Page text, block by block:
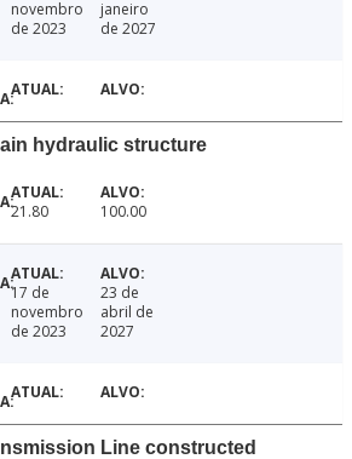
novembro
de 2023
janeiro
de 2027
hydraulic structure
21.80 100.00
17 de
novembro
de 2023
23 de
abril de
2027
Line constructed